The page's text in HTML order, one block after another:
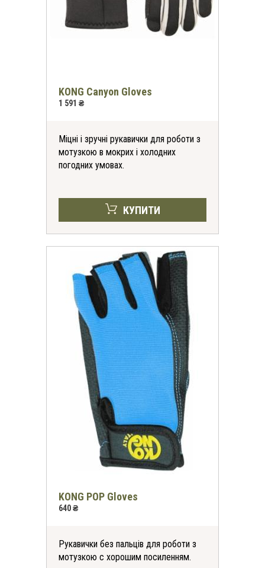
KONG Canyon Gloves
1 591 ₴
Міцні і зручні рукавички для роботи з
мотузкою в мокрих і холодних
погодних умовах.
КУПИТИ
KONG POP Gloves
640 ₴
Рукавички без пальців для роботи з
мотузкою c хорошим посиленням.
онлайн та в магазинах KomandaEx
Отримати знижку
Згода на обробку персональних даних